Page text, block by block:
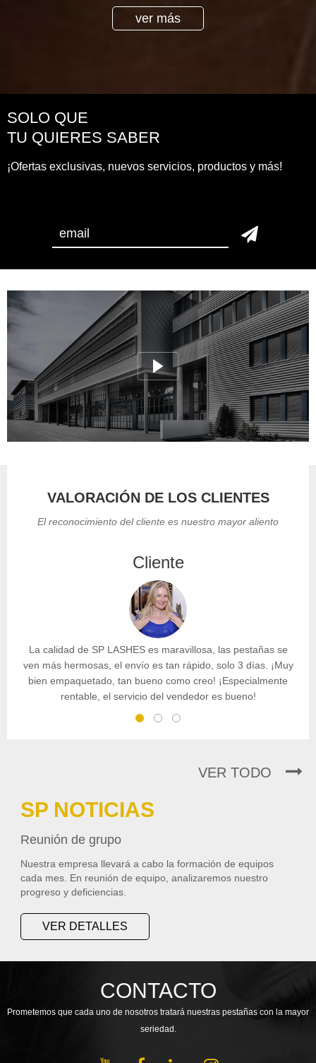
ver más
SOLO QUE
TU QUIERES SABER
¡Ofertas exclusivas, nuevos servicios, productos y más!
VALORACIÓN DE LOS CLIENTES
El reconocimiento del cliente es nuestro mayor aliento
Cliente
La calidad de SP LASHES es maravillosa, las pestañas se
ven más hermosas, el envío es tan rápido, solo 3 días. ¡Muy
bien empaquetado, tan bueno como creo! ¡Especialmente
rentable, el servicio del vendedor es bueno!
VER TODO
SP NOTICIAS
Reunión de grupo
Nuestra empresa llevará a cabo la formación de equipos
cada mes. En reunión de equipo, analizaremos nuestro
progreso y deficiencias.
VER DETALLES
CONTACTO
Prometemos que cada uno de nosotros tratará nuestras pestañas con la mayor
seriedad.